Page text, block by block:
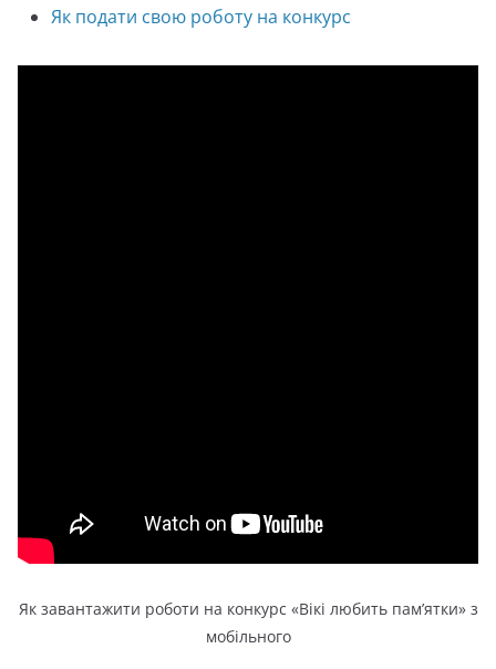
Як подати свою роботу на конкурс
Як завантажити роботи на конкурс «Вікі любить памʼятки» з
мобільного